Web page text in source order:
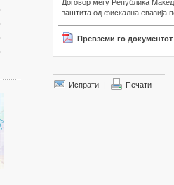
Договор меѓу Република
заштита од фискална евазија
Превземи го документот
Испрати | Печати